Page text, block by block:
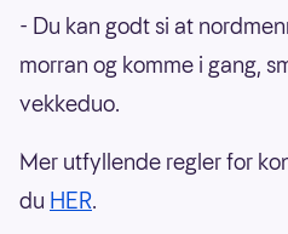
- Du kan godt si at
morran og komme i gang,
vekkeduo.
Mer utfyllende regler for
du HER.